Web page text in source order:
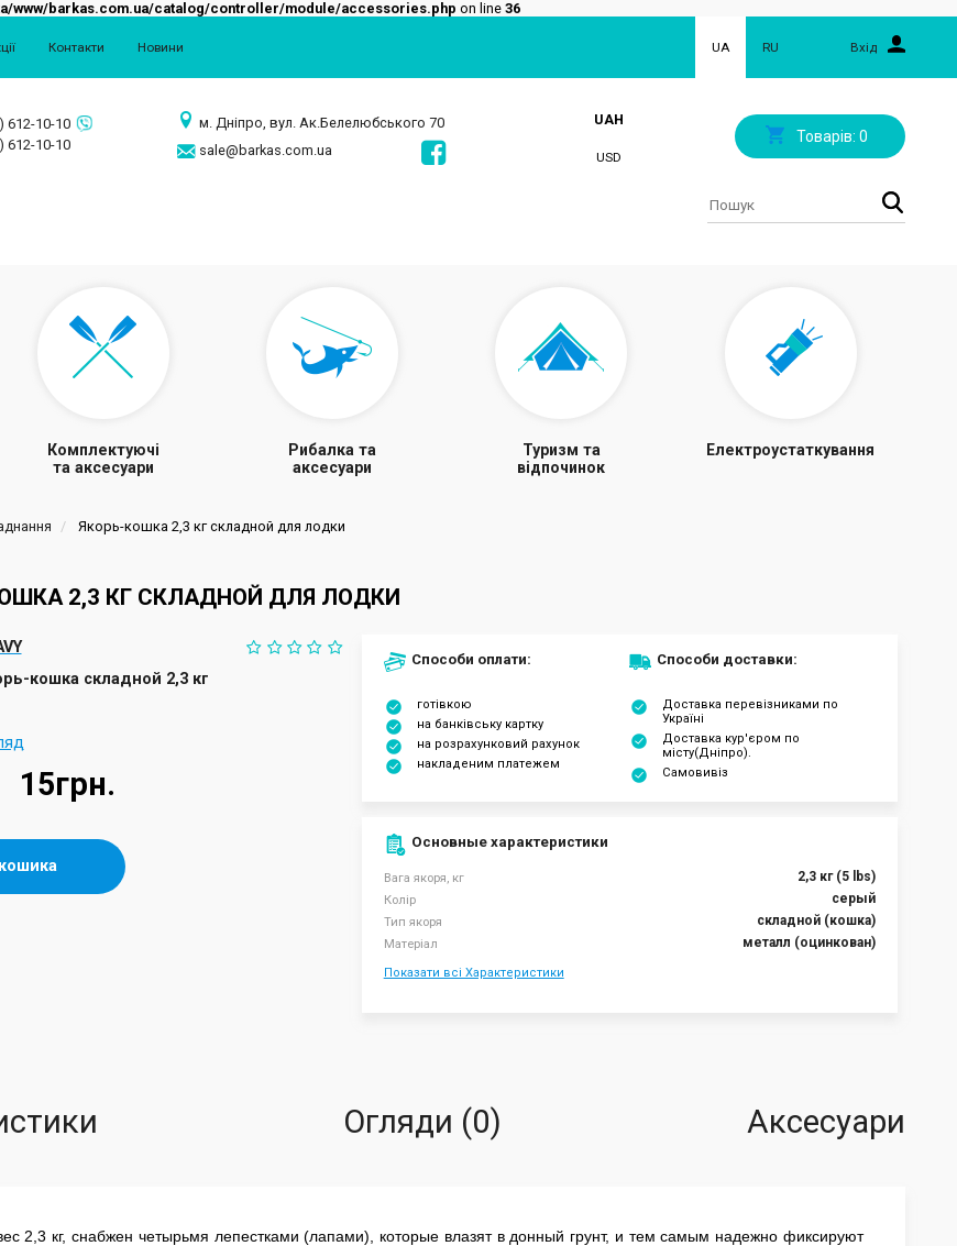
www/barkas.com.ua/catalog/controller/module/accessories.php on line 36
Контакти Новини UA RU Вхід
612-10-10
612-10-10
м. Дніпро, вул. Ак.Белелюбського 70
sale@barkas.com.ua
UAH
USD
Товарів: 0
Комплектуючі
та аксесуари
Рибалка та
аксесуари
Туризм та
відпочинок
Електроустаткування
Якорь-кошка 2,3 кг складной для лодки
2,3 КГ СКЛАДНОЙ ДЛЯ ЛОДКИ
кошка складной 2,3 кг
15грн.
Способи оплати:
готівкою
на банківську картку
на розрахунковий рахунок
накладеним платежем
Способи доставки:
Доставка перевізниками по
Україні
Доставка кур'єром по
місту(Дніпро).
Самовивіз
Основные характеристики
Вага якоря, кг 2,3 кг (5 lbs)
Колір серый
Тип якоря складной (кошка)
Матеріал металл (оцинкован)
Показати всі Характеристики
Огляди (0) Аксесуари
2,3 кг, снабжен четырьмя лепестками (лапами), которые влазят в донный грунт, и тем самым надежно фиксируют